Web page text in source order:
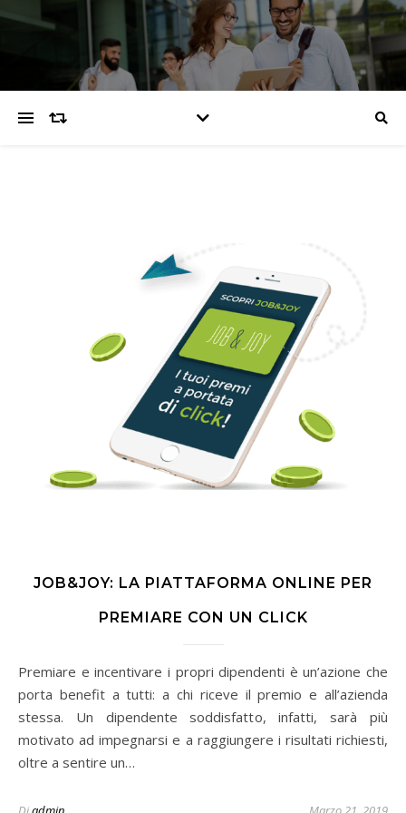
JOB&JOY: LA PIATTAFORMA ONLINE PER
PREMIARE CON UN CLICK
Premiare e incentivare i propri dipendenti è un’azione che
porta benefit a tutti: a chi riceve il premio e all’azienda
stessa. Un dipendente soddisfatto, infatti, sarà più
motivato ad impegnarsi e a raggiungere i risultati richiesti,
oltre a sentire un…